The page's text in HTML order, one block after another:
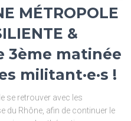
MÉTROPOLE
&
3ème matinée
militant·e·s !
se retrouver avec les
du Rhône, afin de continuer le